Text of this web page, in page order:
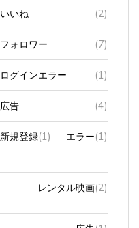
(2)
(7)
ログインエラー (1)
広告 (4)
新規登録 (1) (1)
レンタル映画(2)
広告 (1)